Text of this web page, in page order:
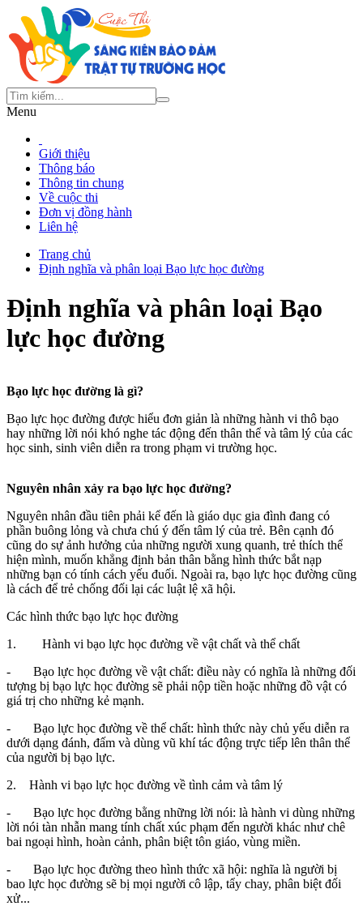
Menu
Giới thiệu
Thông báo
Thông tin chung
Về cuộc thi
Đơn vị đồng hành
Liên hệ
Trang chủ
Định nghĩa và phân loại Bạo lực học đường
Định nghĩa và phân loại Bạo
lực học đường
Bạo lực học đường là gì?
Bạo lực học đường được hiểu đơn giản là những hành vi thô bạo
hay những lời nói khó nghe tác động đến thân thể và tâm lý của các
học sinh, sinh viên diễn ra trong phạm vi trường học.
Nguyên nhân xảy ra bạo lực học đường?
Nguyên nhân đầu tiên phải kể đến là giáo dục gia đình đang có
phần buông lỏng và chưa chú ý đến tâm lý của trẻ. Bên cạnh đó
cũng do sự ảnh hưởng của những người xung quanh, trẻ thích thể
hiện mình, muốn khẳng định bản thân bằng hình thức bắt nạp
những bạn có tính cách yếu đuối. Ngoài ra, bạo lực học đường cũng
là cách để trẻ chống đối lại các luật lệ xã hội.
Các hình thức bạo lực học đường
1. Hành vi bạo lực học đường về vật chất và thể chất
- Bạo lực học đường về vật chất: điều này có nghĩa là những đối
tượng bị bạo lực học đường sẽ phải nộp tiền hoặc những đồ vật có
giá trị cho những kẻ mạnh.
- Bạo lực học đường về thể chất: hình thức này chủ yếu diễn ra
dưới dạng đánh, đấm và dùng vũ khí tác động trực tiếp lên thân thể
của người bị bạo lực.
2. Hành vi bạo lực học đường về tình cảm và tâm lý
- Bạo lực học đường bằng những lời nói: là hành vi dùng những
lời nói tàn nhẫn mang tính chất xúc phạm đến người khác như chê
bai ngoại hình, hoàn cảnh, phân biệt tôn giáo, vùng miền.
- Bạo lực học đường theo hình thức xã hội: nghĩa là người bị
bao lực học đường sẽ bị mọi người cô lập, tẩy chay, phân biệt đối
xử...